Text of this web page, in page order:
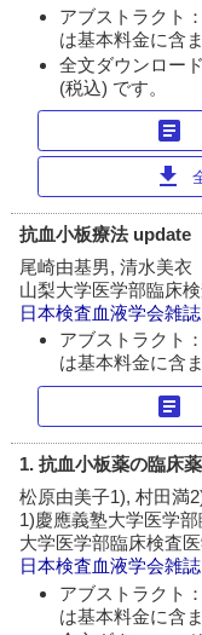
アブストラクト
は基本料金に含
全文ダウンロー
(税込) です。
article
download
抗血小板療法 update
尾崎由基男, 清水美衣
山梨大学医学部臨床
日本検査血液学会雑誌
アブストラクト
は基本料金に含
article
1. 抗血小板薬の臨床
松原由美子1), 村田満
1)慶應義塾大学医学
大学医学部臨床検査
日本検査血液学会雑誌
アブストラクト
は基本料金に含